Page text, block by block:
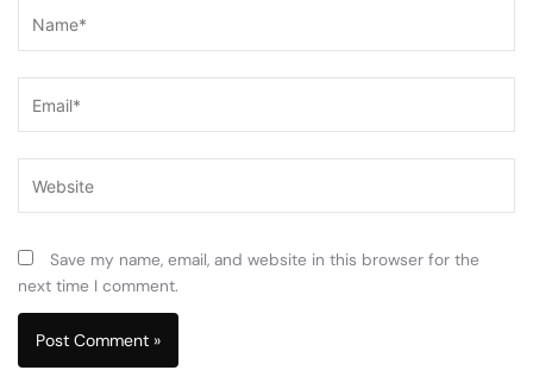
Save my name, email, and website in this browser for the
next time I comment.